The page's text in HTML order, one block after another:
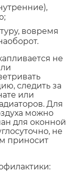
вовремя
не
следить за
или
Для
можно
для оконной
не
приносит